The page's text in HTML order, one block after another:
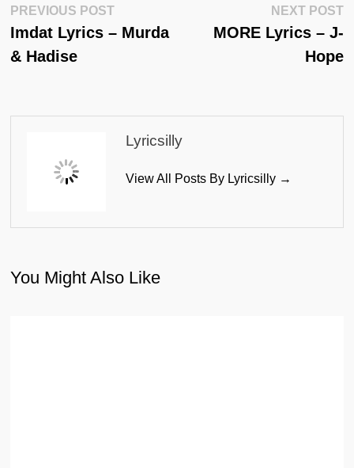
Post
Navigation
PREVIOUS POSTPrevious
Post:
Imdat Lyrics – Murda
& Hadise
NEXT POST
MORE Lyrics – J-
Hope
Lyricsilly
View All Posts By Lyricsilly →
You Might Also Like